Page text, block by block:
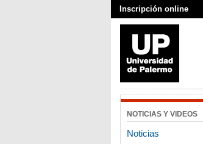
Inscripción online
NOTICIAS Y VIDEOS
Noticias